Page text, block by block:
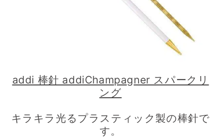
addi 棒針 addiChampagner スパークリ
ング
キラキラ光るプラスティック製の棒針で
す。